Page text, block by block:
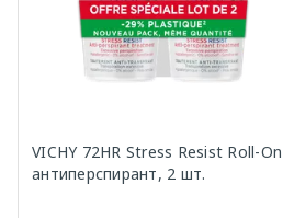
VICHY 72HR Stress Resist Roll-On
антиперспирант, 2 шт.